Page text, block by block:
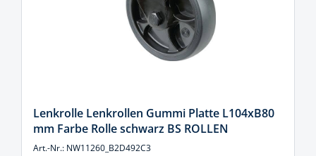
Lenkrolle Lenkrollen Gummi Platte L104xB80
mm Farbe Rolle schwarz BS ROLLEN
Art.-Nr.: NW11260_B2D492C3